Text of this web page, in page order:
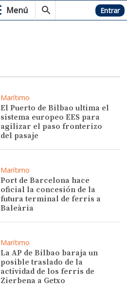
Menú Hemeroteca Entrar
Marítimo
El Puerto de Bilbao ultima el
sistema europeo EES para
agilizar el paso fronterizo
del pasaje
Marítimo
Port de Barcelona hace
oficial la concesión de la
futura terminal de ferris a
Baleària
Marítimo
La AP de Bilbao baraja un
posible traslado de la
actividad de los ferris de
Zierbena a Getxo